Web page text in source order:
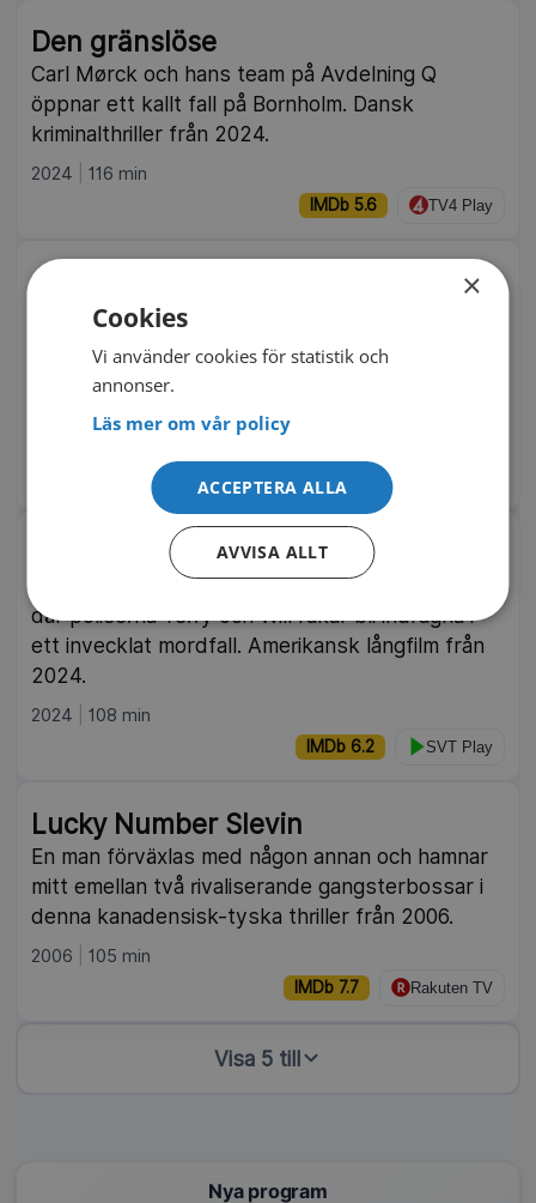
Den gränslöse
Carl Mørck och hans team på Avdelning Q
öppnar ett kallt fall på Bornholm. Dansk
kriminalthriller från 2024.
2024 116 min
IMDb 5.6 TV4 Play
Gomorra
I Neapels undre värld vävs fem öden samman
kring Camorrans makt, pengar och våld – byggt
Greedy People
En svart komedi som utspelar sig i en liten stad
där poliserna Terry och Will råkar bli indragna i
ett invecklat mordfall. Amerikansk långfilm från
2024.
2024 108 min
IMDb 6.2 SVT Play
Lucky Number Slevin
En man förväxlas med någon annan och hamnar
mitt emellan två rivaliserande gangsterbossar i
denna kanadensisk-tyska thriller från 2006.
2006 105 min
IMDb 7.7 Rakuten TV
Visa 5 till
Nya program
×
Cookies
Vi använder cookies för statistik och
annonser.
Läs mer om vår policy
ACCEPTERA ALLA
AVVISA ALLT